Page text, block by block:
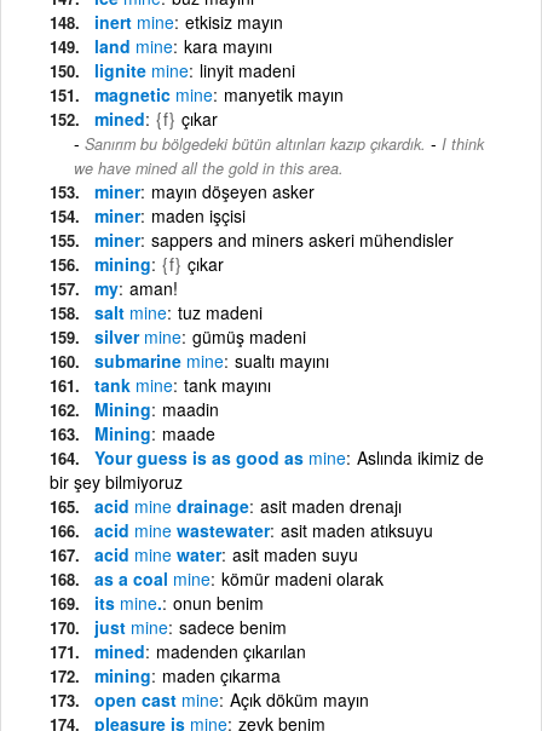
inert mine etkisiz mayın
land mine kara mayını
lignite mine linyit madeni
magnetic mine manyetik mayın
mined {f} çıkar
Sanırım bu bölgedeki bütün altınları kazıp çıkardık. - I think
we have mined all the gold in this area.
miner mayın döşeyen asker
miner maden işçisi
miner sappers and miners askeri mühendisler
mining {f} çıkar
my aman!
salt mine tuz madeni
silver mine gümüş madeni
submarine mine sualtı mayını
tank mine tank mayını
Mining maadin
Mining maade
Your guess is as good as mine Aslında ikimiz de
bir şey bilmiyoruz
acid mine drainage asit maden drenajı
acid mine wastewater asit maden atıksuyu
acid mine water asit maden suyu
as a coal mine kömür madeni olarak
its mine. onun benim
just mine sadece benim
mined madenden çıkarılan
mining maden çıkarma
open cast mine Açık döküm mayın
pleasure is mine zevk benim